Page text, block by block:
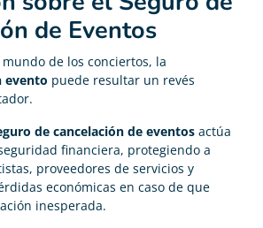
de Eventos
de los conciertos, la
evento puede resultar un revés
de cancelación de eventos actúa
financiera, protegiendo a
proveedores de servicios y
económicas en caso de que
inesperada.